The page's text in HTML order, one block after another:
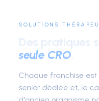
SOLUTIONS
Des pratiques
seule CRO.
Chaque franchise
senior dédiée et, le